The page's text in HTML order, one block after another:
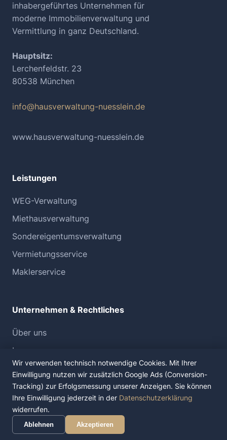
inhabergeführtes Unternehmen für
moderne Immobilienverwaltung und
Vermittlung in ganz Deutschland.
Hauptsitz:
Lerchenfeldstr. 23
80538 München
info@hausverwaltung-nuesslein.de
www.hausverwaltung-nuesslein.de
Leistungen
WEG-Verwaltung
Miethausverwaltung
Sondereigentumsverwaltung
Vermietungsservice
Maklerservice
Unternehmen & Rechtliches
Über uns
Impressum
Datenschutz
©2026Hausverwaltung Nüßlein GmbH. Alle Rechte
vorbehalten.
Wir verwenden technisch notwendige Cookies. Mit Ihrer
Einwilligung nutzen wir zusätzlich Google Ads (Conversion-
Tracking) zur Erfolgsmessung unserer Anzeigen. Sie können
Ihre Einwilligung jederzeit in der Datenschutzerklärung
widerrufen.
Ablehnen Akzeptieren